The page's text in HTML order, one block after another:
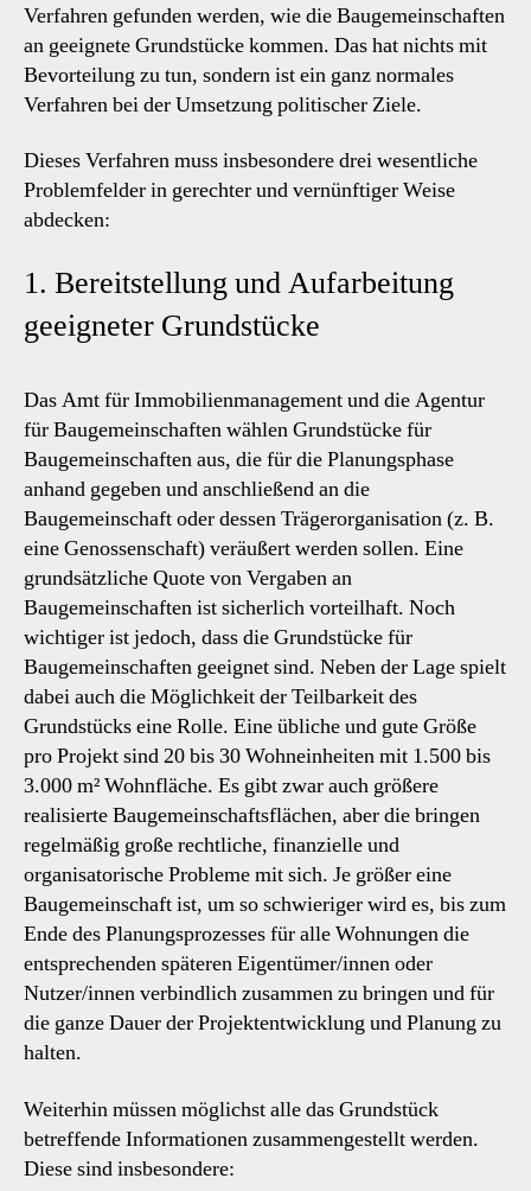
Verfahren gefunden werden, wie die Baugemeinschaften
an geeignete Grundstücke kommen. Das hat nichts mit
Bevorteilung zu tun, sondern ist ein ganz normales
Verfahren bei der Umsetzung politischer Ziele.
Dieses Verfahren muss insbesondere drei wesentliche
Problemfelder in gerechter und vernünftiger Weise
abdecken:
1. Bereitstellung und Aufarbeitung
geeigneter Grundstücke
Das Amt für Immobilienmanagement und die Agentur
für Baugemeinschaften wählen Grundstücke für
Baugemeinschaften aus, die für die Planungsphase
anhand gegeben und anschließend an die
Baugemeinschaft oder dessen Trägerorganisation (z. B.
eine Genossenschaft) veräußert werden sollen. Eine
grundsätzliche Quote von Vergaben an
Baugemeinschaften ist sicherlich vorteilhaft. Noch
wichtiger ist jedoch, dass die Grundstücke für
Baugemeinschaften geeignet sind. Neben der Lage spielt
dabei auch die Möglichkeit der Teilbarkeit des
Grundstücks eine Rolle. Eine übliche und gute Größe
pro Projekt sind 20 bis 30 Wohneinheiten mit 1.500 bis
3.000 m² Wohnfläche. Es gibt zwar auch größere
realisierte Baugemeinschaftsflächen, aber die bringen
regelmäßig große rechtliche, finanzielle und
organisatorische Probleme mit sich. Je größer eine
Baugemeinschaft ist, um so schwieriger wird es, bis zum
Ende des Planungsprozesses für alle Wohnungen die
entsprechenden späteren Eigentümer/innen oder
Nutzer/innen verbindlich zusammen zu bringen und für
die ganze Dauer der Projektentwicklung und Planung zu
halten.
Weiterhin müssen möglichst alle das Grundstück
betreffende Informationen zusammengestellt werden.
Diese sind insbesondere: